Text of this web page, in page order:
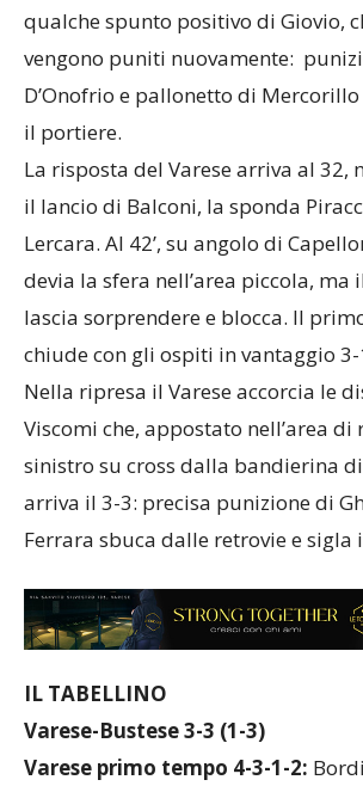
qualche spunto positivo di Giovio,
vengono puniti nuovamente:
D’Onofrio e pallonetto di
il portiere.
La risposta del Varese arriva al 32,
il lancio di Balconi, la sponda
Lercara. Al 42’, su angolo di
devia la sfera nell’area piccola, ma
lascia sorprendere e blocca. Il
chiude con gli ospiti in vantaggio 3-
Nella ripresa il Varese accorcia le
Viscomi che, appostato nell’area di
sinistro su cross dalla bandierina di
arriva il 3-3: precisa punizione di
Ferrara sbuca dalle retrovie e sigla
IL TABELLINO
Varese-Bustese 3-3 (1-3)
Varese primo tempo 4-3-1-2: